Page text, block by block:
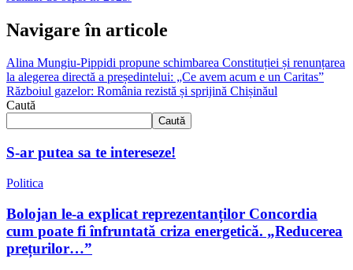
Navigare în articole
Alina Mungiu-Pippidi propune schimbarea Constituției și renunțarea
la alegerea directă a președintelui: „Ce avem acum e un Caritas”
Războiul gazelor: România rezistă și sprijină Chișinăul
Caută
Caută
S-ar putea sa te intereseze!
Politica
Bolojan le-a explicat reprezentanților Concordia
cum poate fi înfruntată criza energetică. „Reducerea
prețurilor…”